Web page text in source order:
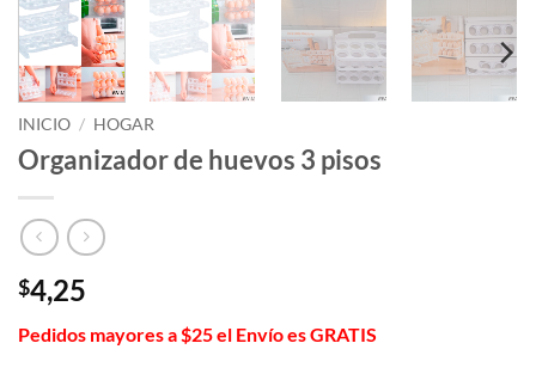
INICIO / HOGAR
Organizador de huevos 3 pisos
$4,25
Pedidos mayores a $25 el Envío es GRATIS